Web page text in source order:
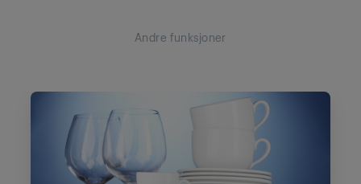
Andre funksjoner